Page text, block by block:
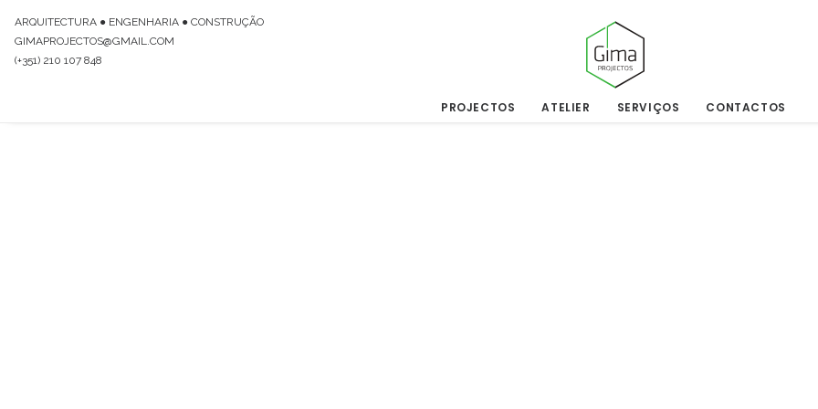
ARQUITECTURA ● ENGENHARIA ● CONSTRUÇÃO
GIMAPROJECTOS@GMAIL.COM
(+351) 210 107 848
PROJECTOS ATELIER SERVIÇOS CONTACTOS